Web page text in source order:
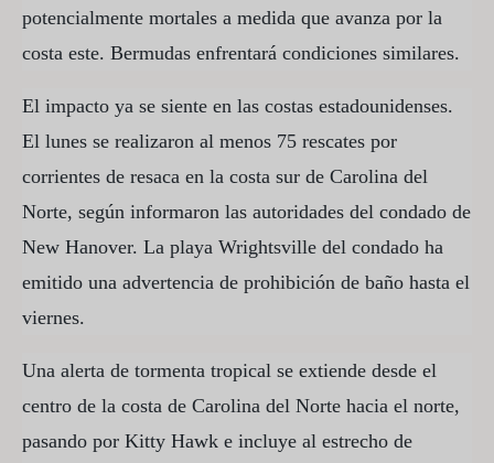
potencialmente mortales a medida que avanza por la
costa este. Bermudas enfrentará condiciones similares.
El impacto ya se siente en las costas estadounidenses.
El lunes se realizaron al menos 75 rescates por
corrientes de resaca en la costa sur de Carolina del
Norte, según informaron las autoridades del condado de
New Hanover. La playa Wrightsville del condado ha
emitido una advertencia de prohibición de baño hasta el
viernes.
Una alerta de tormenta tropical se extiende desde el
centro de la costa de Carolina del Norte hacia el norte,
pasando por Kitty Hawk e incluye al estrecho de